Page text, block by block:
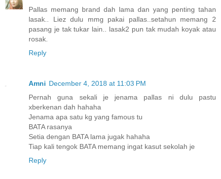
Pallas memang brand dah lama dan yang penting tahan
lasak.. Liez dulu mmg pakai pallas..setahun memang 2
pasang je tak tukar lain.. lasak2 pun tak mudah koyak atau
rosak.
Reply
Amni December 4, 2018 at 11:03 PM
Pernah guna sekali je jenama pallas ni dulu pastu
xberkenan dah hahaha
Jenama apa satu kg yang famous tu
BATA rasanya
Setia dengan BATA lama jugak hahaha
Tiap kali tengok BATA memang ingat kasut sekolah je
Reply